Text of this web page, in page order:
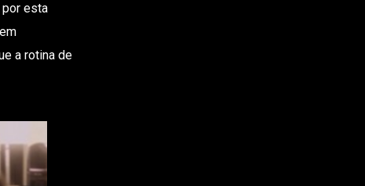
por esta
a rotina de